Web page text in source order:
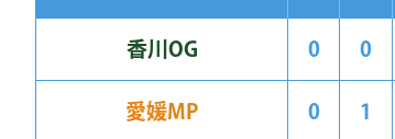
香川OG 0 0
愛媛MP 0 1